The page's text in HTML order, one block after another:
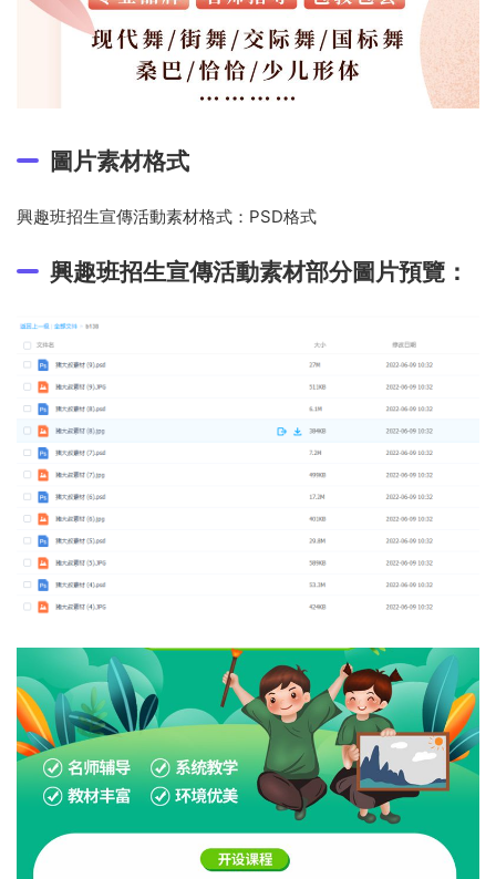
圖片素材格式
興趣班招生宣傳活動素材格式：PSD格式
興趣班招生宣傳活動素材部分圖片預覽：